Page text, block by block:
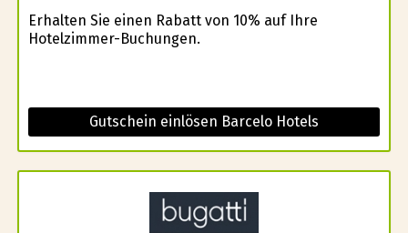
Erhalten Sie einen Rabatt von 10% auf Ihre
Hotelzimmer-Buchungen.
Gutschein einlösen Barcelo Hotels